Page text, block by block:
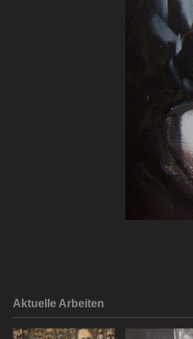
Aktuelle Arbeiten